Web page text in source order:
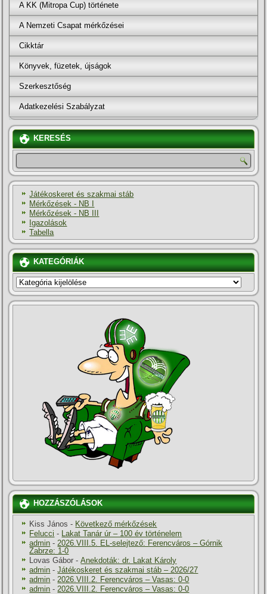
A KK (Mitropa Cup) története
A Nemzeti Csapat mérkőzései
Cikktár
Könyvek, füzetek, újságok
Szerkesztőség
Adatkezelési Szabályzat
KERESÉS
Játékoskeret és szakmai stáb
Mérkőzések - NB I
Mérkőzések - NB III
Igazolások
Tabella
KATEGÓRIÁK
KATEGÓRIÁK
HOZZÁSZÓLÁSOK
Kiss János - Következő mérkőzések
Felucci - Lakat Tanár úr – 100 év történelem
admin -2026.VIII.5. EL-selejtező: Ferencváros – Górnik
Zabrze: 1-0
Lovas Gábor -Anekdoták: dr. Lakat Károly
admin -Játékoskeret és szakmai stáb – 2026/27
admin -2026.VIII.2. Ferencváros – Vasas: 0-0
admin -2026.VIII.2. Ferencváros – Vasas: 0-0